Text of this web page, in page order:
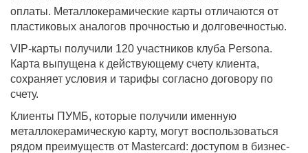
оплаты. Металлокерамические карты отличаются от
пластиковых аналогов прочностью и долговечностью.
VIP-карты получили 120 участников клуба Persona.
Карта выпущена к действующему счету клиента,
сохраняет условия и тарифы согласно договору по
счету.
Клиенты ПУМБ, которые получили именную
металлокерамическую карту, могут воспользоваться
рядом преимуществ от Mastercard: доступом в бизнес-